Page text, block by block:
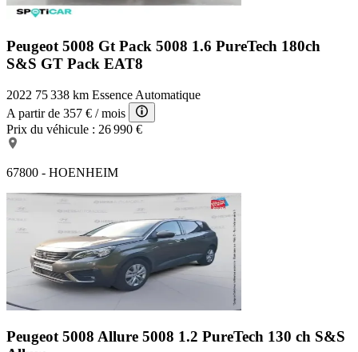
Peugeot 5008 Gt Pack 5008 1.6 PureTech 180ch
S&S GT Pack EAT8
2022 75 338 km Essence Automatique
A partir de 357 € / mois
Prix du véhicule : 26 990 €
67800 - HOENHEIM
Peugeot 5008 Allure 5008 1.2 PureTech 130 ch S&S